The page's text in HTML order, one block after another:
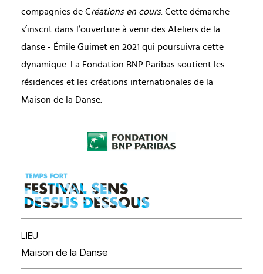
compagnies de Créations en cours. Cette démarche
s’inscrit dans l’ouverture à venir des Ateliers de la
danse - Émile Guimet en 2021 qui poursuivra cette
dynamique. La Fondation BNP Paribas soutient les
résidences et les créations internationales de la
Maison de la Danse.
LIEU
Maison de la Danse